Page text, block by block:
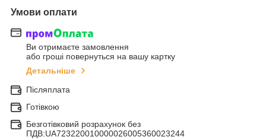
Умови оплати
Ви отримаєте замовлення
або гроші повернуться на вашу картку
Детальніше
Післяплата
Готівкою
Безготівковий розрахунок без
ПДВ:UA723220010000026005360023244